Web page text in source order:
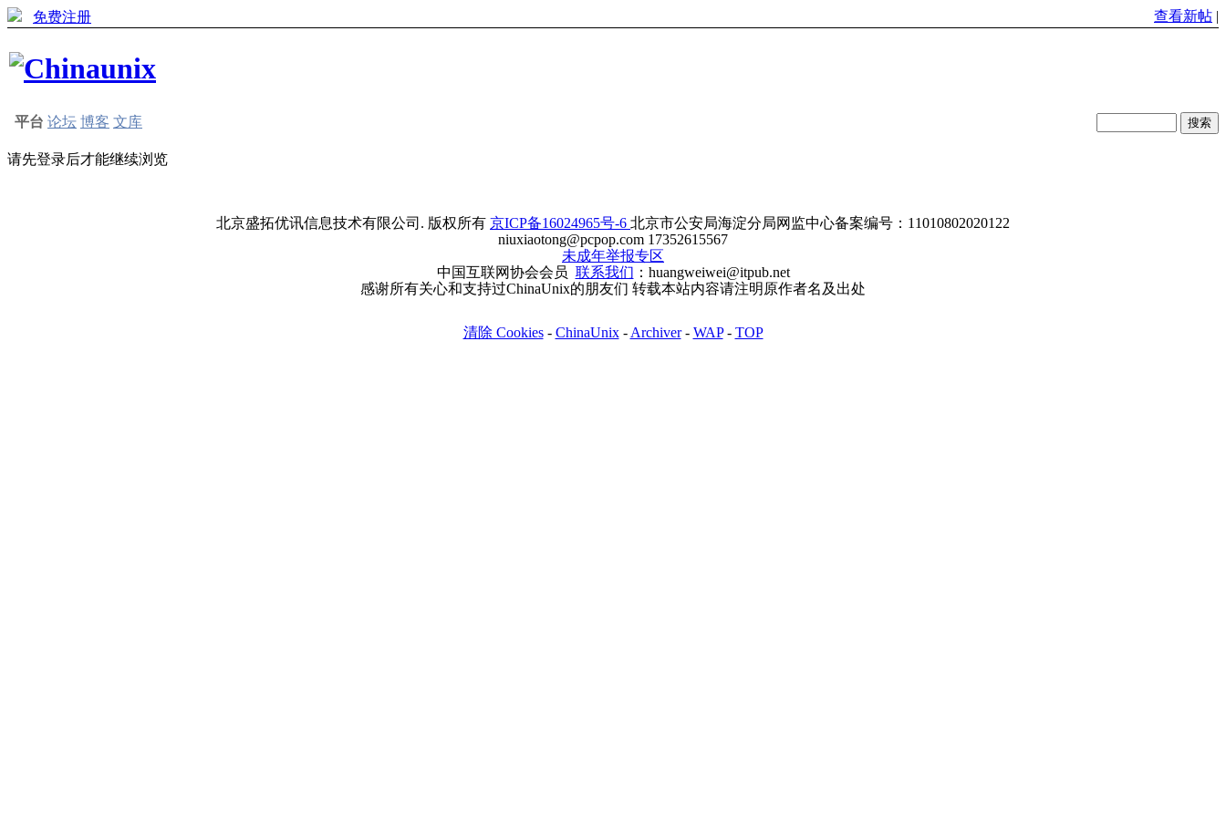
免费注册 查看新帖 |
平台 论坛 博客 文库
请先登录后才能继续浏览
北京盛拓优讯信息技术有限公司. 版权所有 京ICP备16024965号-6 北京市公安局海淀分局网监中心备案编号：11010802020122
niuxiaotong@pcpop.com 17352615567
未成年举报专区
中国互联网协会会员 联系我们 ：huangweiwei@itpub.net
感谢所有关心和支持过ChinaUnix的朋友们 转载本站内容请注明原作者名及出处
清除 Cookies- ChinaUnix- Archiver- WAP- TOP